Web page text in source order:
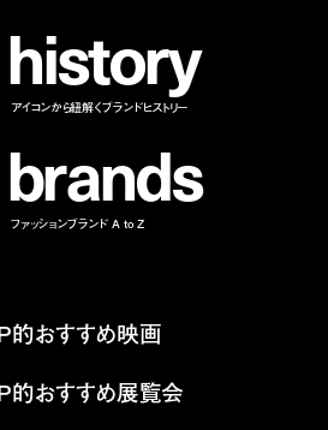
history
アイコンから紐解くブランドヒストリー
brands
ファッションブランド A to Z
おすすめ映画
おすすめ展覧会